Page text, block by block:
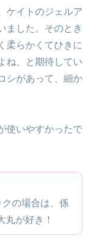
ケイトのジェルア
ました。そのとき
柔らかくてひきに
ね、と期待してい
シがあって、細か
使いやすかったで
の場合は、係
丸が好き！